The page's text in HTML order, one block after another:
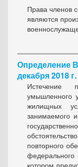
Права членов
являются
Определение
декабря 2018
Истечение
умышленного
жилищных
занимаемого
повторного